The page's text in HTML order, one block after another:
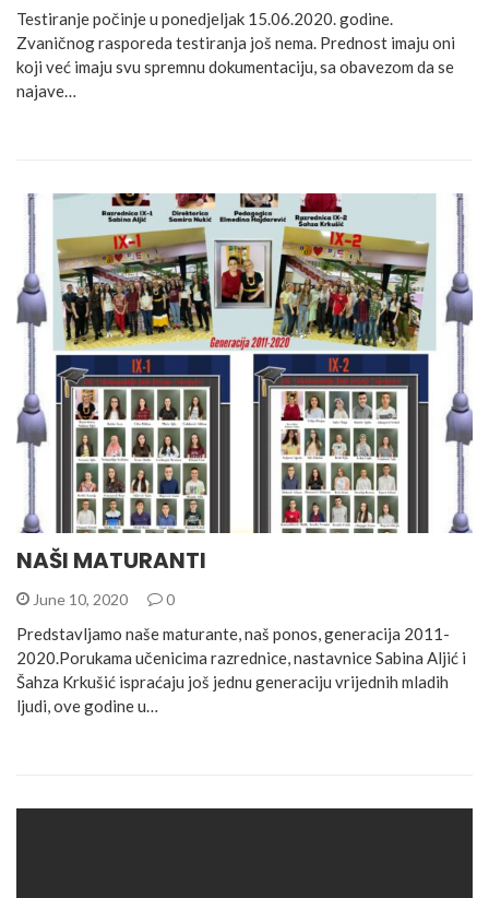
Testiranje počinje u ponedjeljak 15.06.2020. godine.
Zvaničnog rasporeda testiranja još nema. Prednost imaju oni
koji već imaju svu spremnu dokumentaciju, sa obavezom da se
najave…
NAŠI MATURANTI
June 10, 2020 0
Predstavljamo naše maturante, naš ponos, generacija 2011-
2020.Porukama učenicima razrednice, nastavnice Sabina Aljić i
Šahza Krkušić ispraćaju još jednu generaciju vrijednih mladih
ljudi, ove godine u…